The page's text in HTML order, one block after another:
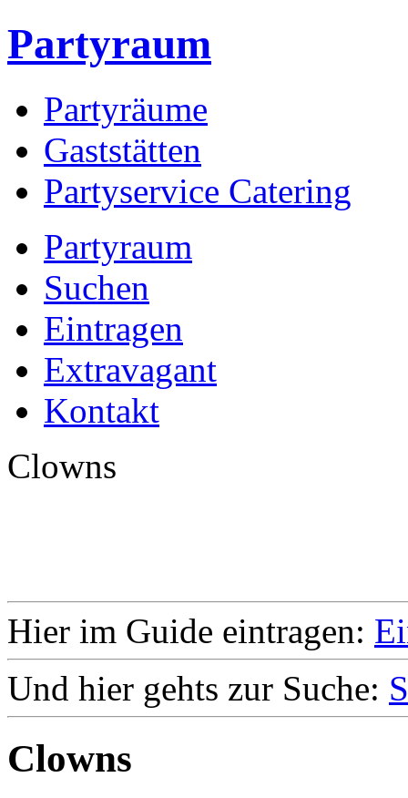
Partyraum
Partyräume
Gaststätten
Partyservice Catering
Partyraum
Suchen
Eintragen
Extravagant
Kontakt
Clowns
Hier im Guide eintragen:
Und hier gehts zur Suche:
Clowns